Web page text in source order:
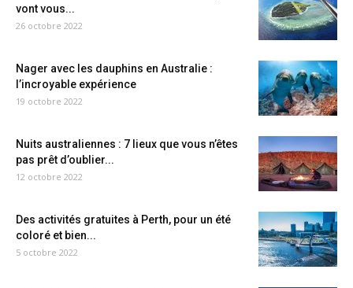
vont vous...
26 octobre 2022
Nager avec les dauphins en Australie :
l’incroyable expérience
19 octobre 2022
Nuits australiennes : 7 lieux que vous n’êtes
pas prêt d’oublier...
12 octobre 2022
Des activités gratuites à Perth, pour un été
coloré et bien...
5 octobre 2022